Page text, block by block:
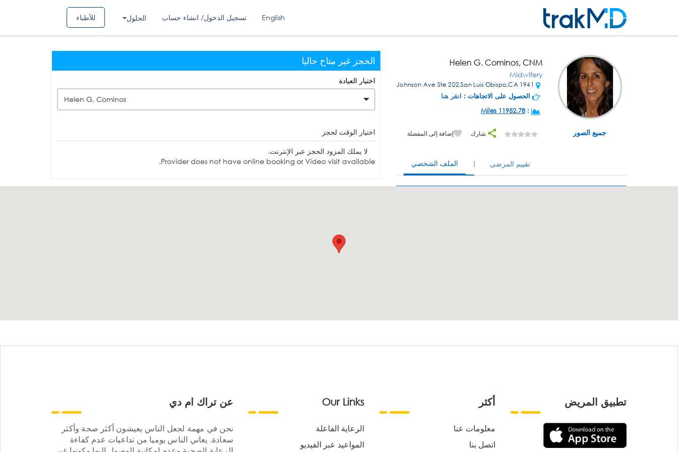
للأطباء الحلول تسجيل الدخول/ انشاء حساب English
جميع الصور
Helen G. Cominos, CNM
Midwifery
الحصول على الاتجاهات : انقر هنا
:
11952.78 Miles
شارك إضافة إلى المفضلة
الملف الشخصي تقييم المرضى
الحجز غير متاح حاليا
اختيار العيادة
Helen G. Cominos
اختيار الوقت لحجز
لا يملك المزود الحجز عبر الإنترنت.
Provider does not have online booking or Video visit available.
عن تراك ام دي
نحن في مهمة لجعل الناس يعيشون أكثر صحة وأكثر
سعادة. يعاني الناس يوميا من تداعيات عدم كفاءة
Our Links
الرعاية الفاعلة
المواعيد عبر الفيديو
أكثر
معلومات عنا
اتصل بنا
تطبيق المريض